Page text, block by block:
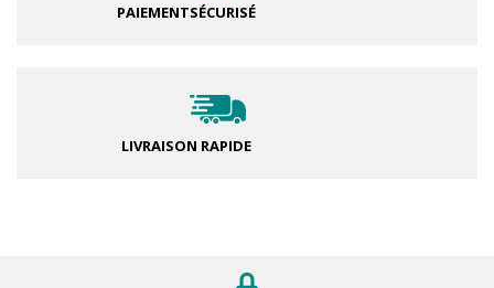
PAIEMENTSÉCURISÉ
LIVRAISON RAPIDE